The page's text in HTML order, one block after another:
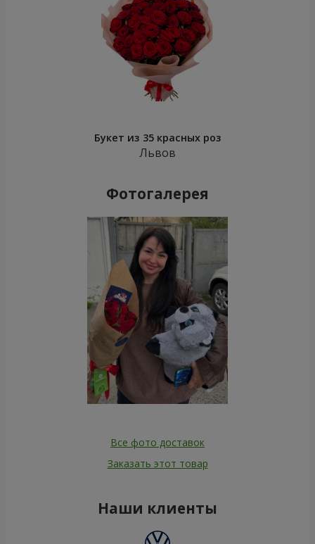
Букет из 35 красных роз
Львов
Фотогалерея
Все фото доставок
Заказать этот товар
Наши клиенты